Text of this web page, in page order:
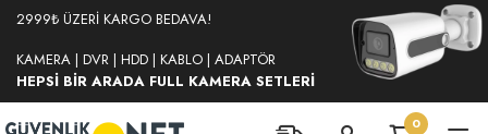
2999₺ ÜZERİ KARGO BEDAVA!
KAMERA | DVR | HDD | KABLO | ADAPTÖR
HEPSİ BİR ARADA FULL KAMERA SETLERİ
0